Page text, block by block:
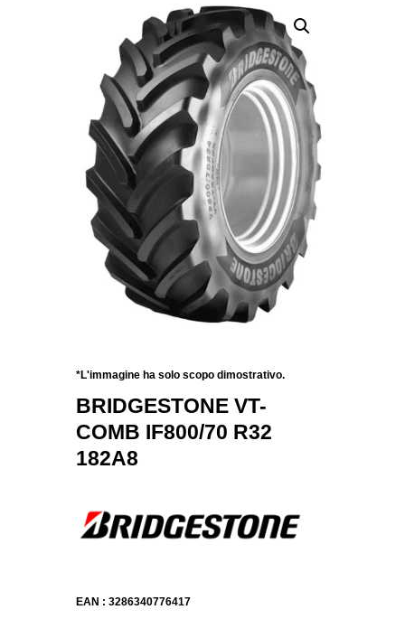
*L'immagine ha solo scopo dimostrativo.
BRIDGESTONE VT-
COMB IF800/70 R32
182A8
EAN : 3286340776417